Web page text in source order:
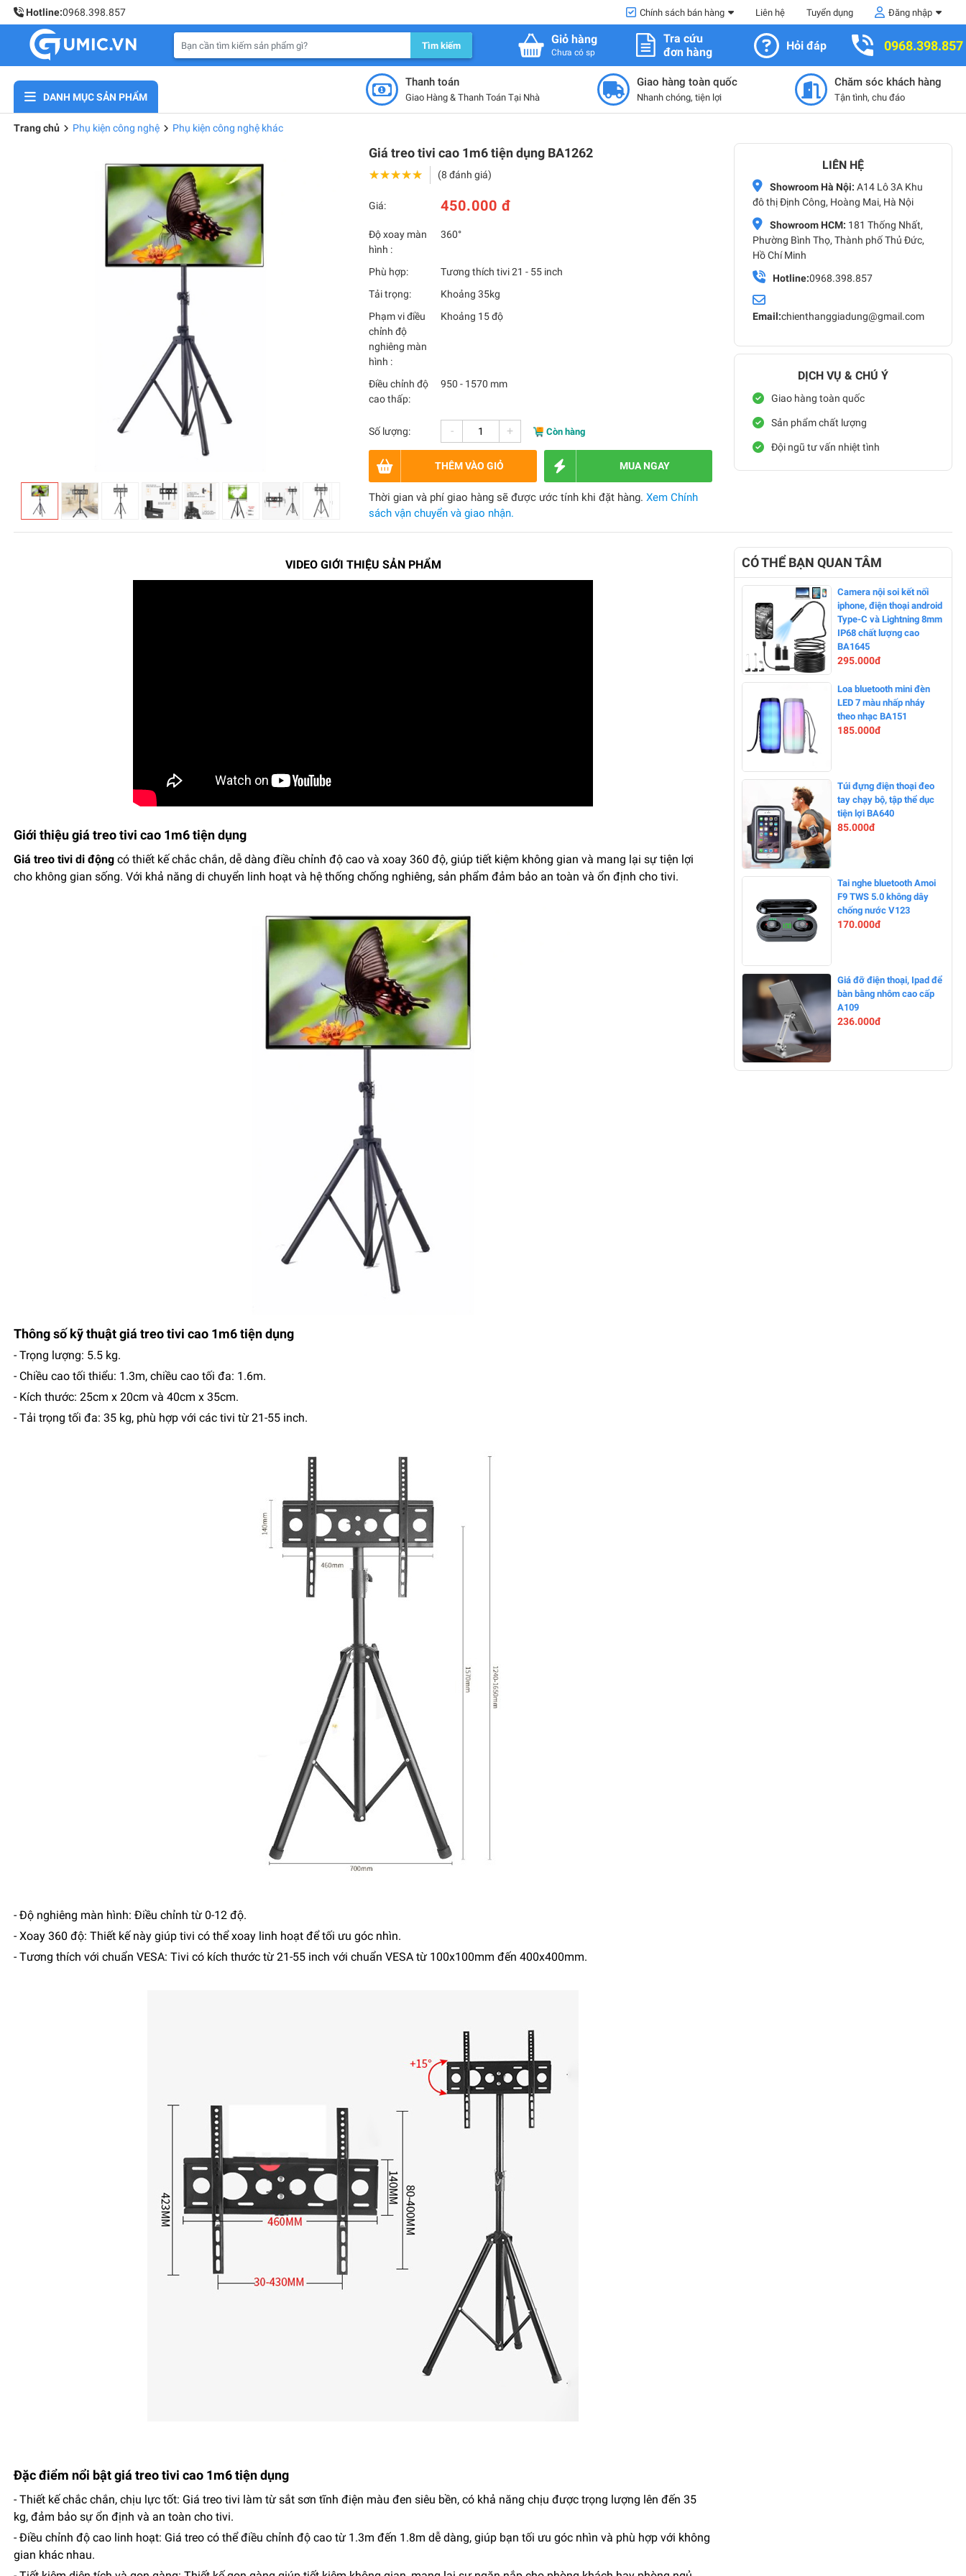
Hotline:0968.398.857 Chính sách bán hàng Liên hệ Tuyển dụng Đăng nhập
Tìm kiếm Giỏ hàng
Chưa có sp
Tra cứu
đơn hàng
Hỏi đáp 0968.398.857
DANH MỤC SẢN PHẨM
Thanh toán
Giao Hàng & Thanh Toán Tại Nhà
Giao hàng toàn quốc
Nhanh chóng, tiện lợi
Chăm sóc khách hàng
Tận tình, chu đáo
Trang chủ Phụ kiện công nghệ Phụ kiện công nghệ khác
Giá treo tivi cao 1m6 tiện dụng BA1262
★★★★★
★★★★★ (8 đánh giá)
Giá: 450.000 đ
Độ xoay màn
hình :
360°
Phù hợp:
Tương thích tivi 21 - 55 inch
Tải trọng:
Khoảng 35kg
Phạm vi điều
chỉnh độ
nghiêng màn
hình :
Khoảng 15 độ
Điều chỉnh độ
cao thấp:
950 - 1570 mm
Số lượng: - + Còn hàng
THÊM VÀO GIỎ MUA NGAY
Thời gian và phí giao hàng sẽ được ước tính khi đặt hàng.Xem Chính
sách vận chuyển và giao nhận.
LIÊN HỆ
Showroom Hà Nội: A14 Lô 3A Khu
đô thị Định Công, Hoàng Mai, Hà Nội
Showroom HCM: 181 Thống Nhất,
Phường Bình Thọ, Thành phố Thủ Đức,
Hồ Chí Minh
Hotline:0968.398.857
Email:chienthanggiadung@gmail.com
DỊCH VỤ & CHÚ Ý
Giao hàng toàn quốc
Sản phẩm chất lượng
Đội ngũ tư vấn nhiệt tình
VIDEO GIỚI THIỆU SẢN PHẨM
Giới thiệu giá treo tivi cao 1m6 tiện dụng
Giá treo tivi di động có thiết kế chắc chắn, dễ dàng điều chỉnh độ cao và xoay 360 độ, giúp tiết kiệm không gian và mang lại sự tiện lợi
cho không gian sống. Với khả năng di chuyển linh hoạt và hệ thống chống nghiêng, sản phẩm đảm bảo an toàn và ổn định cho tivi.
Thông số kỹ thuật giá treo tivi cao 1m6 tiện dụng
- Trọng lượng: 5.5 kg.
- Chiều cao tối thiểu: 1.3m, chiều cao tối đa: 1.6m.
- Kích thước: 25cm x 20cm và 40cm x 35cm.
- Tải trọng tối đa: 35 kg, phù hợp với các tivi từ 21-55 inch.
- Độ nghiêng màn hình: Điều chỉnh từ 0-12 độ.
- Xoay 360 độ: Thiết kế này giúp tivi có thể xoay linh hoạt để tối ưu góc nhìn.
- Tương thích với chuẩn VESA: Tivi có kích thước từ 21-55 inch với chuẩn VESA từ 100x100mm đến 400x400mm.
Đặc điểm nổi bật giá treo tivi cao 1m6 tiện dụng
- Thiết kế chắc chắn, chịu lực tốt: Giá treo tivi làm từ sắt sơn tĩnh điện màu đen siêu bền, có khả năng chịu được trọng lượng lên đến 35
kg, đảm bảo sự ổn định và an toàn cho tivi.
- Điều chỉnh độ cao linh hoạt: Giá treo có thể điều chỉnh độ cao từ 1.3m đến 1.8m dễ dàng, giúp bạn tối ưu góc nhìn và phù hợp với không
gian khác nhau.
CÓ THỂ BẠN QUAN TÂM
-0%
Camera nội soi kết nối
iphone, điện thoại android
Type-C và Lightning 8mm
IP68 chất lượng cao
BA1645
295.000đ
-0%
Loa bluetooth mini đèn
LED 7 màu nhấp nháy
theo nhạc BA151
185.000đ
-0%
Túi đựng điện thoại đeo
tay chạy bộ, tập thể dục
tiện lợi BA640
85.000đ
-25%
Tai nghe bluetooth Amoi
F9 TWS 5.0 không dây
chống nước V123
170.000đ
-0%
Giá đỡ điện thoại, Ipad để
bàn bằng nhôm cao cấp
A109
236.000đ